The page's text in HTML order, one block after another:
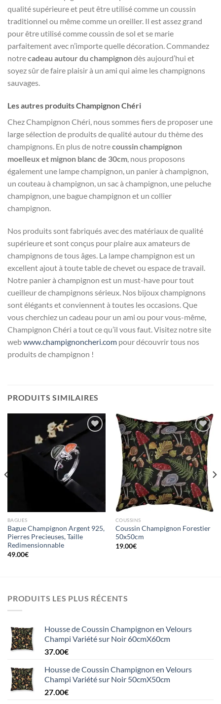
qualité supérieure et peut être utilisé comme un coussin
traditionnel ou même comme un oreiller. Il est assez grand
pour être utilisé comme coussin de sol et se marie
parfaitement avec n’importe quelle décoration. Commandez
notrecadeau autour du champignondès aujourd’hui et
soyez sûr de faire plaisir à un ami qui aime les champignons
sauvages.
Les autres produits Champignon Chéri
Chez Champignon Chéri, nous sommes fiers de proposer une
large sélection de produits de qualité autour du thème des
champignons. En plus de notrecoussin champignon
moelleux et mignon blanc de 30cm, nous proposons
également une lampe champignon, un panier à champignon,
un couteau à champignon, un sac à champignon, une peluche
champignon, une bague champignon et un collier
champignon.
Nos produits sont fabriqués avec des matériaux de qualité
supérieure et sont conçus pour plaire aux amateurs de
champignons de tous âges. La lampe champignon est un
excellent ajout à toute table de chevet ou espace de travail.
Notre panier à champignon est un must-have pour tout
cueilleur de champignons sérieux. Nos bijoux champignons
sont élégants et conviennent à toutes les occasions. Que
vous cherchiez un cadeau pour un ami ou pour vous-même,
Champignon Chéri a tout ce qu’il vous faut. Visitez notre site
webwww.champignoncheri.com pour découvrir tous nos
produits de champignon !
PRODUITS SIMILAIRES
BAGUES
Bague Champignon Argent 925,
Pierres Precieuses, Taille
Redimensionnable
49.00€
Ajouter
à la liste
d’envies
COUSSINS
Coussin Champignon Forestier
50x50cm
19.00€
PRODUITS LES PLUS RÉCENTS
Housse de Coussin Champignon en Velours
Champi Variété sur Noir 60cmX60cm
37.00€
Housse de Coussin Champignon en Velours
Champi Variété sur Noir 50cmX50cm
27.00€